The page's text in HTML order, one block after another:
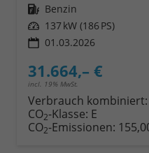
Kraftstoff Benzin
Leistung 137 kW (186 PS)
01.03.2026
31.664,– €
incl. 19% MwSt.
Verbrauch kombiniert:
CO2-Klasse: E
CO2-Emissionen: